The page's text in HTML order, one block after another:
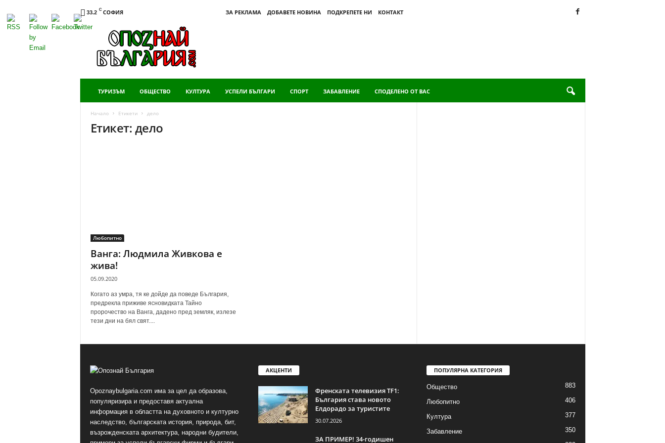
33.2 C СОФИЯ ЗА РЕКЛАМА ДОБАВЕТЕ НОВИНА ПОДКРЕПЕТЕ НИ
КОНТАКТ
Опознай
ТУРИЗЪМ ОБЩЕСТВО КУЛТУРА УСПЕЛИ БЪЛГАРИ СПОРТ ЗАБАВЛЕНИЕ СПОДЕЛЕНО ОТ ВАС
Начало Етикети дело
Етикет: дело
Любопитно
Ванга: Людмила Живкова е
жива!
05.09.2020
Когато аз умра, тя ке дойде да поведе България,
предрекла приживе ясновидката Тайно
пророчество на Ванга, дадено пред земляк, излезе
тези дни на бял свят....
Opoznaybulgaria.com има за цел да образова,
популяризира и предоставя актуална
информация в областта на духовното и културно
наследство, българската история, природа, бит,
възрожденската архитектура, народни будители,
АКЦЕНТИ
Френската телевизия TF1:
България става новото
Елдорадо за туристите
30.07.2026
ЗА ПРИМЕР! 34-годишен
ПОПУЛЯРНА КАТЕГОРИЯ
Общество 883
Любопитно 406
Култура 377
Забавление 350